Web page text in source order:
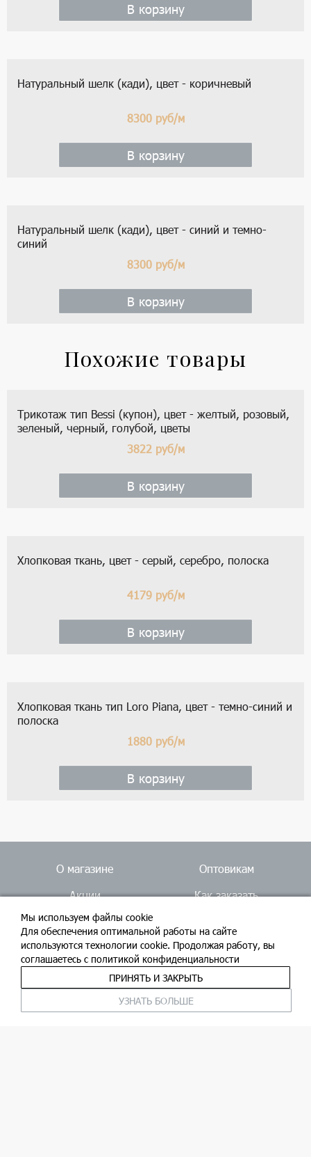
В корзину
Натуральный шелк (кади), цвет - коричневый
8300 руб/м
В корзину
Натуральный шелк (кади), цвет - синий и темно-
синий
8300 руб/м
В корзину
Похожие товары
Трикотаж тип Bessi (купон), цвет - желтый, розовый,
зеленый, черный, голубой, цветы
3822 руб/м
В корзину
Хлопковая ткань, цвет - серый, серебро, полоска
4179 руб/м
В корзину
Хлопковая ткань тип Loro Piana, цвет - темно-синий и
полоска
1880 руб/м
В корзину
О магазине
Оптовикам
Акции
Как заказать
Доставка
Блог
Контакты
Задайте вопрос:
email
whatsapp
Мы используем файлы cookie
Для обеспечения оптимальной работы на сайте
используются технологии cookie. Продолжая работу, вы
соглашаетесь c политикой конфиденциальности
УЗНАТЬ БОЛЬШЕ
ПРИНЯТЬ И ЗАКРЫТЬ